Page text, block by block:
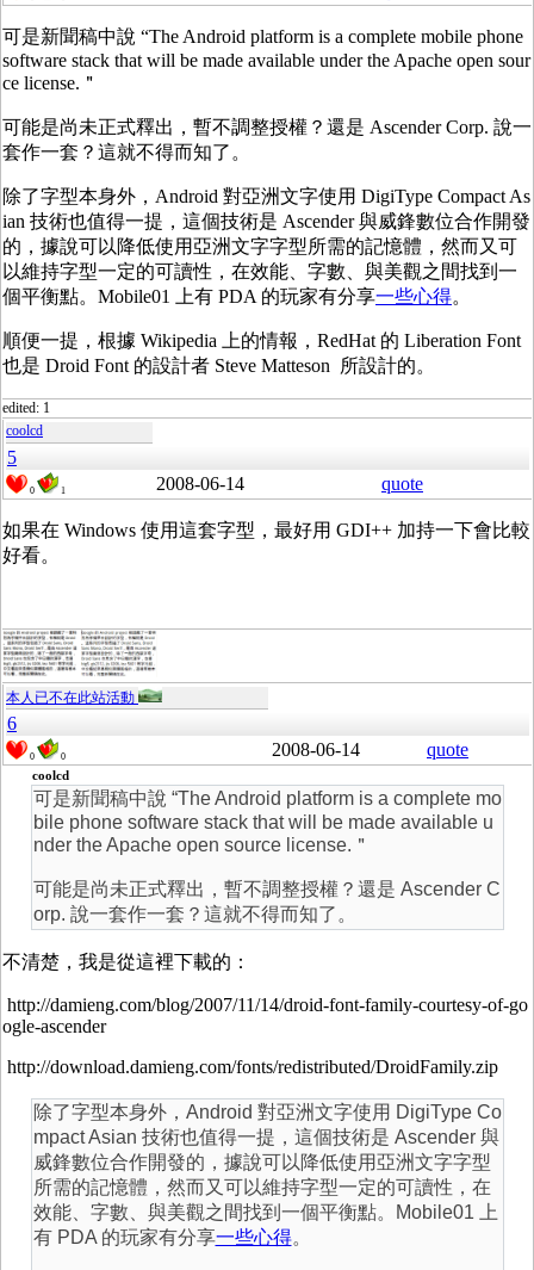
可是新聞稿中說 “The Android platform is a complete mobile phone
software stack that will be made available under the Apache open sour
ce license.＂
可能是尚未正式釋出，暫不調整授權？還是 Ascender Corp. 說一
套作一套？這就不得而知了。
除了字型本身外，Android 對亞洲文字使用 DigiType Compact As
ian 技術也值得一提，這個技術是 Ascender 與威鋒數位合作開發
的，據說可以降低使用亞洲文字字型所需的記憶體，然而又可
以維持字型一定的可讀性，在效能、字數、與美觀之間找到一
個平衡點。Mobile01 上有 PDA 的玩家有分享一些心得。
順便一提，根據 Wikipedia 上的情報，RedHat 的 Liberation Font
也是 Droid Font 的設計者 Steve Matteson 所設計的。
edited: 1
coolcd
5
0 1 2008-06-14 quote
如果在 Windows 使用這套字型，最好用 GDI++ 加持一下會比較
好看。
本人已不在此站活動
6
0 0 2008-06-14 quote
coolcd
可是新聞稿中說 “The Android platform is a complete mo
bile phone software stack that will be made available u
nder the Apache open source license.＂
可能是尚未正式釋出，暫不調整授權？還是 Ascender C
orp. 說一套作一套？這就不得而知了。
不清楚，我是從這裡下載的：
http://damieng.com/blog/2007/11/14/droid-font-family-courtesy-of-go
ogle-ascender
http://download.damieng.com/fonts/redistributed/DroidFamily.zip
除了字型本身外，Android 對亞洲文字使用 DigiType Co
mpact Asian 技術也值得一提，這個技術是 Ascender 與
威鋒數位合作開發的，據說可以降低使用亞洲文字字型
所需的記憶體，然而又可以維持字型一定的可讀性，在
效能、字數、與美觀之間找到一個平衡點。Mobile01 上
有 PDA 的玩家有分享一些心得。